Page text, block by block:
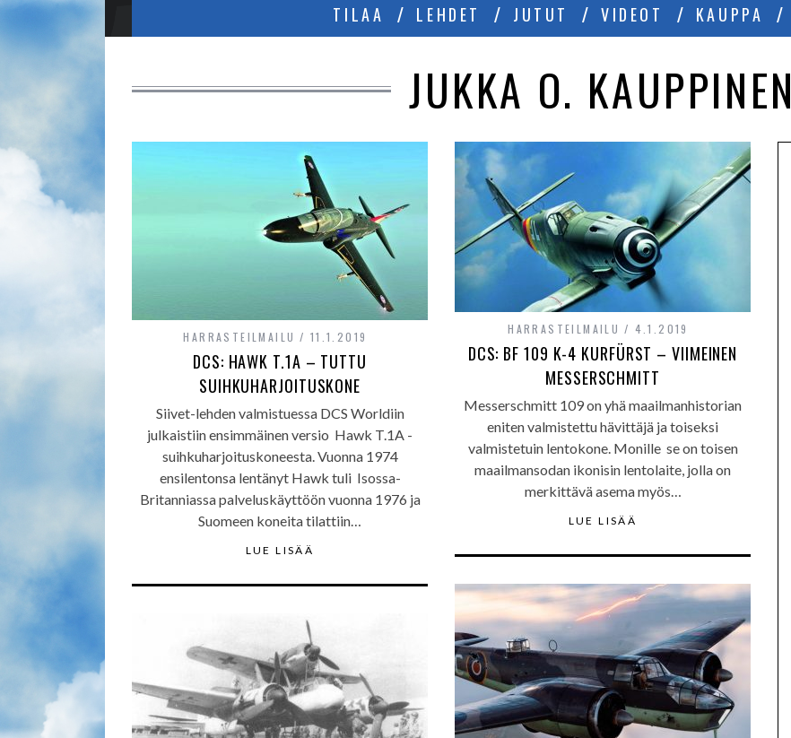
TILAA LEHDET JUTUT VIDEOT KAUPPA
JUKKA O. KAUPPINEN
HARRASTEILMAILU 11.1.2019
DCS: HAWK T.1A – TUTTU
SUIHKUHARJOITUSKONE
Siivet-lehden valmistuessa DCS Worldiin
julkaistiin ensimmäinen versio Hawk T.1A -
suihkuharjoituskoneesta. Vuonna 1974
ensilentonsa lentänyt Hawk tuli Isossa-
Britanniassa palveluskäyttöön vuonna 1976 ja
Suomeen koneita tilattiin…
LUE LISÄÄ
HARRASTEILMAILU 4.1.2019
DCS: BF 109 K-4 KURFÜRST – VIIMEINEN
MESSERSCHMITT
Messerschmitt 109 on yhä maailmanhistorian
eniten valmistettu hävittäjä ja toiseksi
valmistetuin lentokone. Monille se on toisen
maailmansodan ikonisin lentolaite, jolla on
merkittävä asema myös…
LUE LISÄÄ